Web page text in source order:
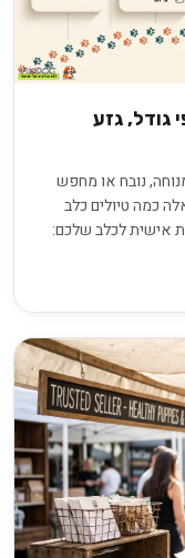
גודל, גזע
נובח או מחפש
כמה טיולים כלב
אישית לכלב שלכם:
לכלב שלכם,